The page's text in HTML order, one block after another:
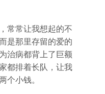
常常让我想起的不
是那里存留的爱的
治病都背上了巨额
都排着长队，让我
个小钱。